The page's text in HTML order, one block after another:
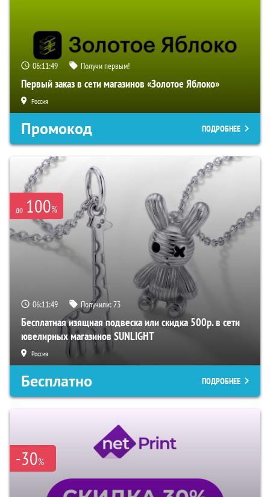
06:11:48 Получи первым!
Первый заказ в сети магазинов «Золотое Яблоко»
Россия
Промокод ПОДРОБНЕЕ
до 100%
06:11:48 Получили:73
Бесплатная изящная подвеска или скидка 500р. в сети
ювелирных магазинов SUNLIGHT
Россия
Бесплатно ПОДРОБНЕЕ
-30%